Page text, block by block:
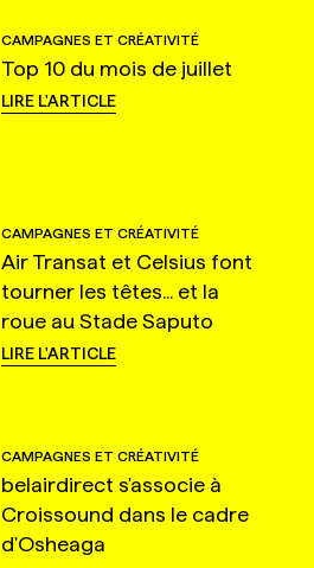
CAMPAGNES ET CRÉATIVITÉ
Top 10 du mois de juillet
LIRE L'ARTICLE
CAMPAGNES ET CRÉATIVITÉ
Air Transat et Celsius font
tourner les têtes... et la
roue au Stade Saputo
LIRE L'ARTICLE
CAMPAGNES ET CRÉATIVITÉ
belairdirect s'associe à
Croissound dans le cadre
d'Osheaga